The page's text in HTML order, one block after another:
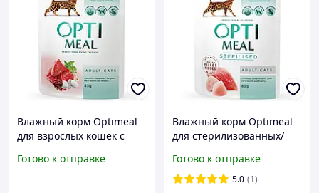
Влажный корм Optimeal
для взрослых кошек с
соусе 85г
Готово к отправке
Влажный корм Optimeal
для стерилизованных/
индейкой и куриным
филе в соусе 85г
Готово к отправке
5.0 (1)